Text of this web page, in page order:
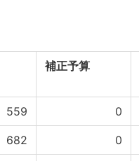
補正予算
559 0
682 0